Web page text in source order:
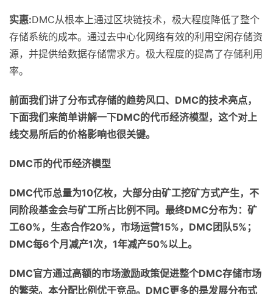
实惠:DMC从根本上通过区块链技术，极大程度降低了整个
存储系统的成本。通过去中心化网络有效的利用空闲存储资
源，并提供给数据存储需求方。极大程度的提高了存储利用
率。
前面我们讲了分布式存储的趋势风口、 DMC的技术亮点，
下面我们来简单讲解一下DMC的代币经济模型，这个对上
线交易所后的价格影响也很关键。
DMC币的代币经济模型
DMC代币总量为10亿枚，大部分由矿工挖矿方式产生，不
同阶段基金会与矿工所占比例不同。最终DMC分布为：矿
工60%，生态合作20%，市场运营15%， DMC 团队5% ；
DMC每6个月减产1次， 1年减产50%以上。
DMC官方通过高额的市场激励政策促进整个DMC存储市场
的繁荣。本分配比例优于竞品。 DMC更多的是发展分布式